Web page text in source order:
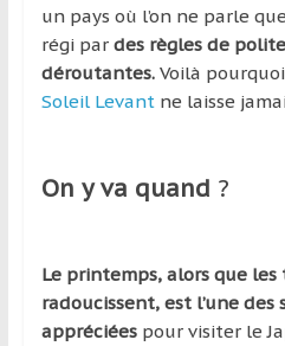
d’une
région
un pays où l’on ne parle
régi par des règles de
déroutantes. Voilà
Soleil Levant ne laisse
On y va quand ?
Le printemps, alors que
radoucissent, est l’une des
appréciéespour visiter le